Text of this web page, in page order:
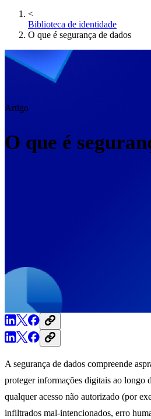
<
Biblioteca de identidade
O que é segurança de dados
Artigo
O que é
A segurança de dados compreende
proteger informações digitais ao longo
qualquer acesso não autorizado (por
infiltrados mal-intencionados, erro